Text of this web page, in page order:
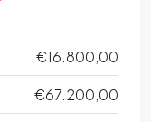
€16.800,00
€67.200,00